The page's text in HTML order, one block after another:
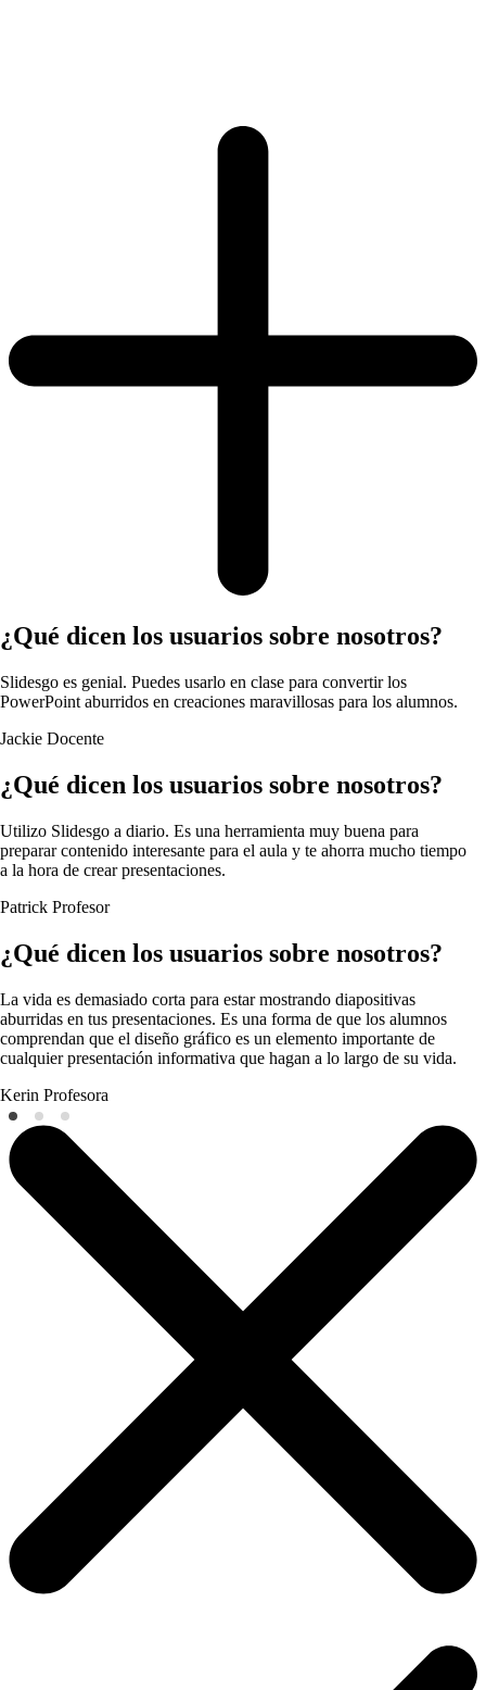
¿Qué dicen los usuarios sobre nosotros?
Slidesgo es genial. Puedes usarlo en clase para convertir los
PowerPoint aburridos en creaciones maravillosas para los alumnos.
Jackie Docente
¿Qué dicen los usuarios sobre nosotros?
Utilizo Slidesgo a diario. Es una herramienta muy buena para
preparar contenido interesante para el aula y te ahorra mucho tiempo
a la hora de crear presentaciones.
Patrick Profesor
¿Qué dicen los usuarios sobre nosotros?
La vida es demasiado corta para estar mostrando diapositivas
aburridas en tus presentaciones. Es una forma de que los alumnos
comprendan que el diseño gráfico es un elemento importante de
cualquier presentación informativa que hagan a lo largo de su vida.
Kerin Profesora